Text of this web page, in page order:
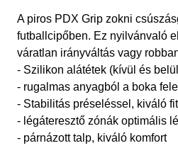
A piros PDX Grip zokni
futballcipőben. Ez nyilvánvaló
váratlan irányváltás vagy
- Szilikon alátétek (kívül és
- rugalmas anyagból a boka
- Stabilitás préseléssel, kiváló fit
- légáteresztő zónák optimális
- párnázott talp, kiváló komfort